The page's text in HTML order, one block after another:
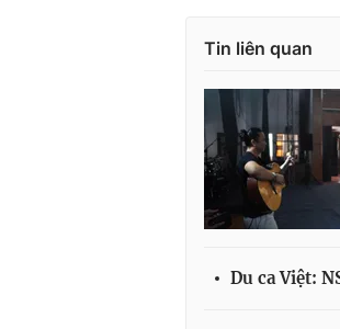
Tin liên quan
Du ca Việt: